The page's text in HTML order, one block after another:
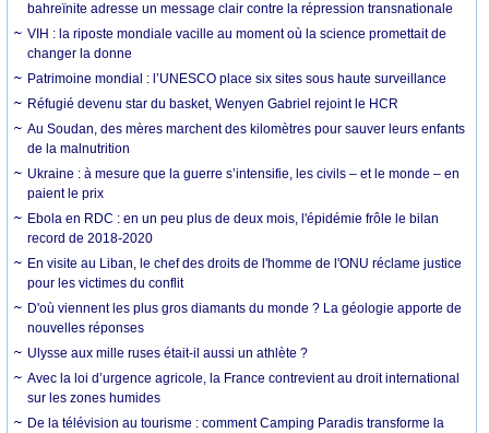
bahreïnite adresse un message clair contre la répression transnationale
VIH : la riposte mondiale vacille au moment où la science promettait de
changer la donne
Patrimoine mondial : l’UNESCO place six sites sous haute surveillance
Réfugié devenu star du basket, Wenyen Gabriel rejoint le HCR
Au Soudan, des mères marchent des kilomètres pour sauver leurs enfants
de la malnutrition
Ukraine : à mesure que la guerre s’intensifie, les civils – et le monde – en
paient le prix
Ebola en RDC : en un peu plus de deux mois, l'épidémie frôle le bilan
record de 2018-2020
En visite au Liban, le chef des droits de l'homme de l'ONU réclame justice
pour les victimes du conflit
D'où viennent les plus gros diamants du monde ? La géologie apporte de
nouvelles réponses
Ulysse aux mille ruses était-il aussi un athlète ?
Avec la loi d’urgence agricole, la France contrevient au droit international
sur les zones humides
De la télévision au tourisme : comment Camping Paradis transforme la